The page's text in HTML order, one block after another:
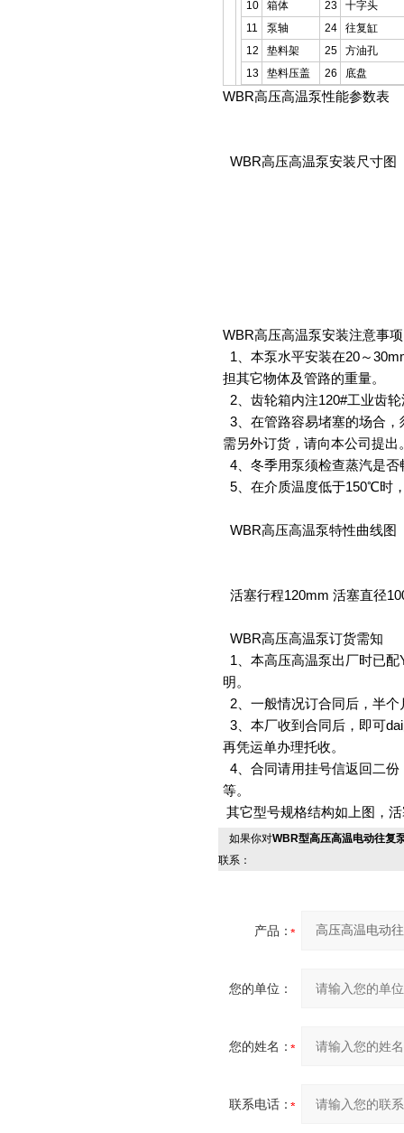
10
箱体 23
十字头
11
泵轴 24
往复缸
12
垫料架 25
方油孔
13
垫料压盖 26 底盘
WBR高压高温泵性能参数表
WBR高压高温泵安装尺寸图
WBR高压高温泵安装注意事项
1、本泵水平安装在20～
担其它物体及管路的重量。
2、齿轮箱内注120#工业齿
3、在管路容易堵塞的场合
需另外订货，请向本公司提出
4、冬季用泵须检查蒸汽是
5、在介质温度低于150℃时
WBR高压高温泵特性曲线图
活塞行程120mm 活塞直径
WBR高压高温泵订货需知
1、本高压高温泵出厂时已
明。
2、一般情况订合同后，半
3、本厂收到合同后，即可
再凭运单办理托收。
4、合同请用挂号信返回二
等。
其它型号规格结构如上图，
如果你对WBR型高压高温电动往复
联系：
产品：
您的单位：
您的姓名：
联系电话：